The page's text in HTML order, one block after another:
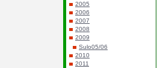
2005
2006
2007
2008
2009
Sulo05/06
2010
2011